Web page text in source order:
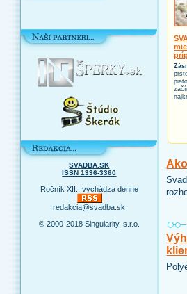
SVADBA.SK
ISSN 1336-3360
Ročník XII., vychádza denne
redakcia@svadba.sk
© 2000-2018 Singularity, s.r.o.